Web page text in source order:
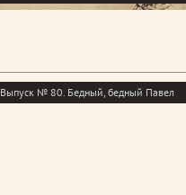
Выпуск № 80. Бедный, бедный Павел